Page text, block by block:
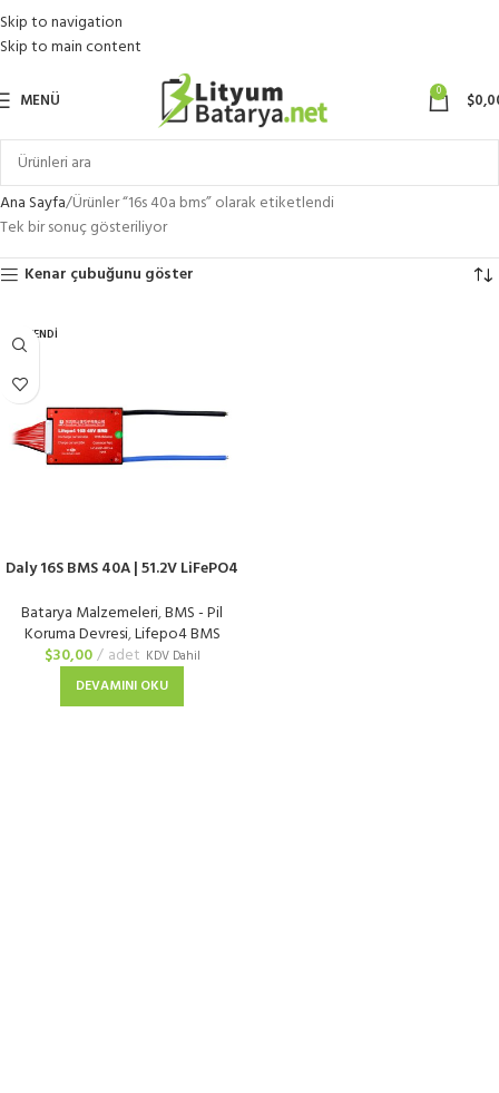
Skip to navigation
Skip to main content
MENÜ 0 $
Ana Sayfa Ürünler “16s 40a bms” olarak etiketlendi
Tek bir sonuç gösteriliyor
Kenar çubuğunu göster
TÜKENDI
Daly 16S BMS 40A | 51.2V LiFePO4
Batarya Malzemeleri,BMS - Pil
Koruma Devresi,Lifepo4 BMS
$30,00 adet KDV Dahil
DEVAMINI OKU